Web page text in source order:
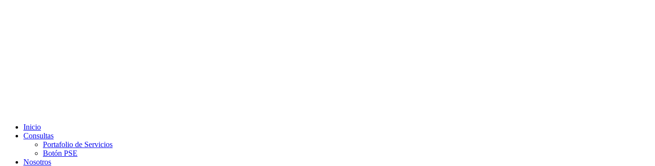
Inicio
Consultas
Portafolio de Servicios
Botón PSE
Nosotros